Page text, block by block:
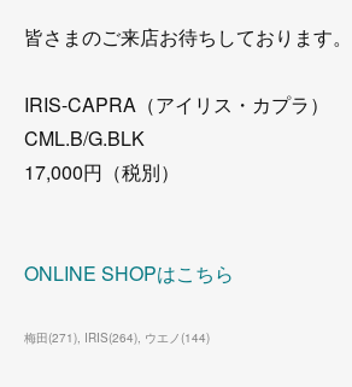
皆さまのご来店お待ちしております。
IRIS-CAPRA（アイリス・カプラ）
CML.B/G.BLK
17,000円（税別）
ONLINE SHOPはこちら
梅田(271) IRIS(264) ウエノ(144)